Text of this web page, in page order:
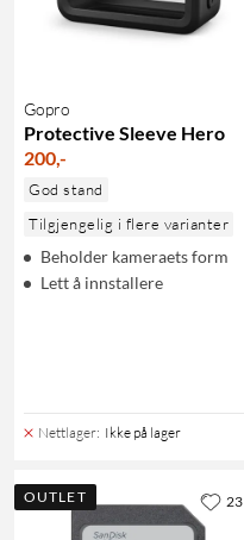
Gopro
Protective Sleeve Hero
200,-
God stand
Tilgjengelig i flere varianter
Beholder kameraets form
Lett å innstallere
Nettlager: Ikke på lager
OUTLET 23